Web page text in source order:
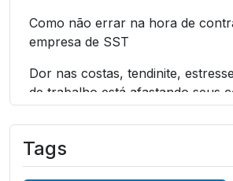
Como não errar na hora de
empresa de SST
Dor nas costas, tendinite,
de trabalho está afastando seus
do bem-estar corporativo
Entenda os eventos de SST no
não errar nos envios
Tags